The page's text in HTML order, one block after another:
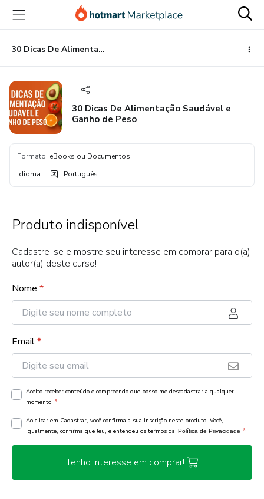
para
conteúdo
principal
para
pagamento
para
rodapé
30 Dicas De Alimentação Saudável e Ganho de Peso
30 Dicas De Alimentação Saudável e
Ganho de Peso
Formato: eBooks ou Documentos
Idioma: Português
Produto indisponível
Cadastre-se e mostre seu interesse em comprar para o(a)
autor(a) deste curso!
Nome *
Email*
Aceito receber conteúdo e compreendo que posso me descadastrar a qualquer
momento. *
Ao clicar em Cadastrar, você confirma a sua inscrição neste produto. Você,
igualmente, confirma que leu, e entendeu os termos da Política de Privacidade *
Tenho interesse em comprar!